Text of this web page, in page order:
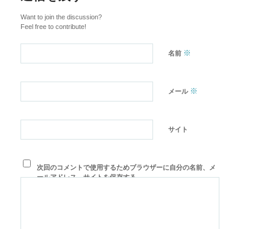
Want to join the discussion?
Feel free to contribute!
名前 ※
メール ※
サイト
次回のコメントで使用するためブラウザーに自分の名前、メ
ールアドレス、サイトを保存する。